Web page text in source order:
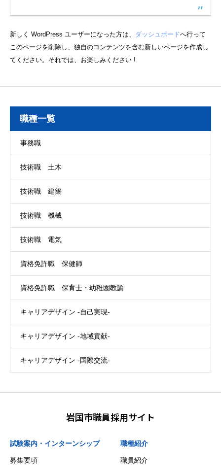
新しく WordPress ユーザーになった方は、 ダッシュボードへ行って
このページを削除し、独自のコンテンツを含む新しいページを作成し
てください。それでは、お楽しみください !
職種一覧
事務職
技術職 土木
技術職 建築
技術職 機械
技術職 電気
資格免許職 保健師
資格免許職 保育士・幼稚園教諭
キャリアデザイン -自己実現-
キャリアデザイン -地域貢献-
キャリアデザイン -国際交流-
岩国市職員採用サイト
試験案内・インターンシップ
募集要項
職種紹介
職員紹介